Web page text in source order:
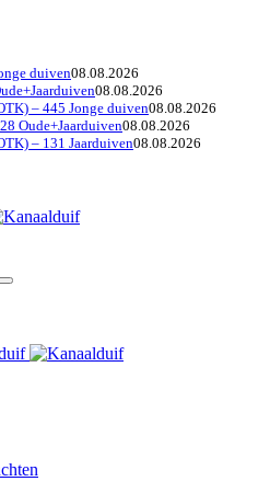
duiven08.08.2026
08.08.2026
– 445 Jonge duiven08.08.2026
Oude+Jaarduiven08.08.2026
– 131 Jaarduiven08.08.2026